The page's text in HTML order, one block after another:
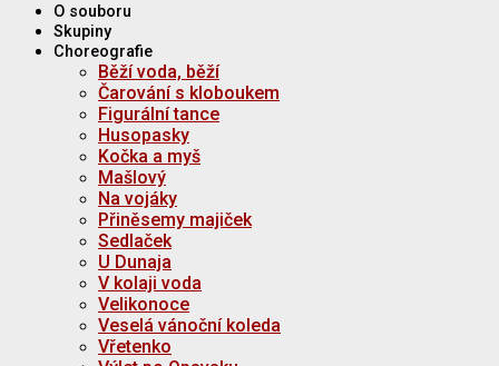
O souboru
Skupiny
Choreografie
Běží voda, běží
Čarování s kloboukem
Figurální tance
Husopasky
Kočka a myš
Mašlový
Na vojáky
Přiněsemy majiček
Sedlaček
U Dunaja
V kolaji voda
Velikonoce
Veselá vánoční koleda
Vřetenko